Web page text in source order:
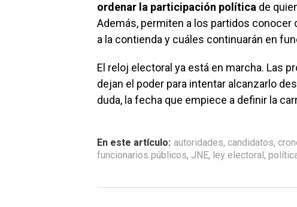
ordenar la participación política de
Además, permiten a los partidos
a la contienda y cuáles continuarán en
El reloj electoral ya está en marcha. Las
dejan el poder para intentar alcanzarlo
duda, la fecha que empiece a definir la
En este artículo: autoridades, candidatos,
funcionarios públicos, JNE, ley electoral,